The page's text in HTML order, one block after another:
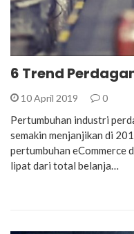
6 Trend
10 April 2019 0
Pertumbuhan industri
semakin menjanjikan di
pertumbuhan eCommerce
lipat dari total belanja…